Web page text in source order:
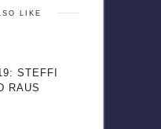
LIKE
STEFFI
RAUS